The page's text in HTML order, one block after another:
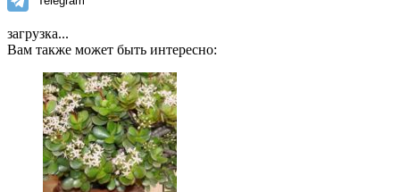
загрузка...
Вам также может быть интересно: